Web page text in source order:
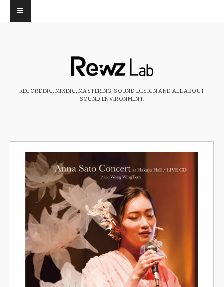
RECORDING, MIXING, MASTERING, SOUND DESIGN AND ALL ABOUT
SOUND ENVIRONMENT.